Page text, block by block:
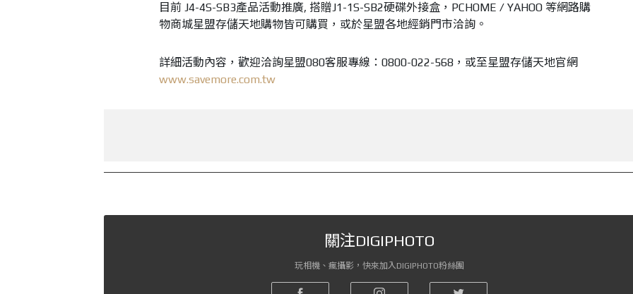
目前 J4-4S-SB3產品活動推廣, 搭贈J1-1S-SB2硬碟外接盒，PCHOME / YAHOO 等網路購
物商城星盟存儲天地購物皆可購買，或於星盟各地經銷門市洽詢。
詳細活動內容，歡迎洽詢星盟080客服專線：0800-022-568，或至星盟存儲天地官網
www.savemore.com.tw
關注DIGIPHOTO
玩相機、瘋攝影，快來加入DIGIPHOTO粉絲團